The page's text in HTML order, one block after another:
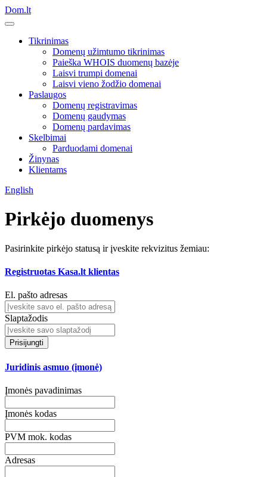
Dom.lt
Tikrinimas
Domenų užimtumo tikrinimas
Paieška WHOIS duomenų bazėje
Laisvi trumpi domenai
Laisvi vieno žodžio domenai
Paslaugos
Domenų registravimas
Domenų gaudymas
Domenų pardavimas
Skelbimai
Parduodami domenai
Žinynas
Klientams
English
Pirkėjo duomenys
Pasirinkite pirkėjo statusą ir įveskite rekvizitus žemiau:
Registruotas Kasa.lt klientas
El. pašto adresas
Slaptažodis
Prisijungti
Juridinis asmuo (įmonė)
Įmonės pavadinimas
Įmonės kodas
PVM mok. kodas
Adresas